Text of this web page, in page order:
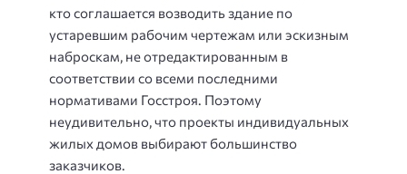
кто соглашается возводить здание по
устаревшим рабочим чертежам или эскизным
наброскам, не отредактированным в
соответствии со всеми последними
нормативами Госстроя. Поэтому
неудивительно, что проекты индивидуальных
жилых домов выбирают большинство
заказчиков.